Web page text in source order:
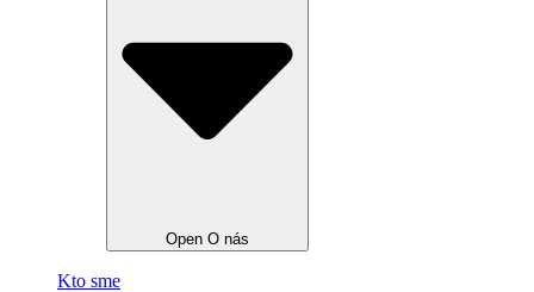
Open O nás
Kto sme